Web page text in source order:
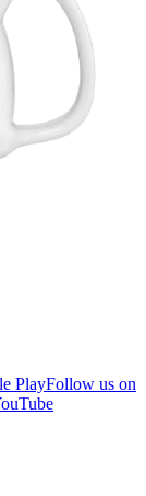
PlayFollow us on